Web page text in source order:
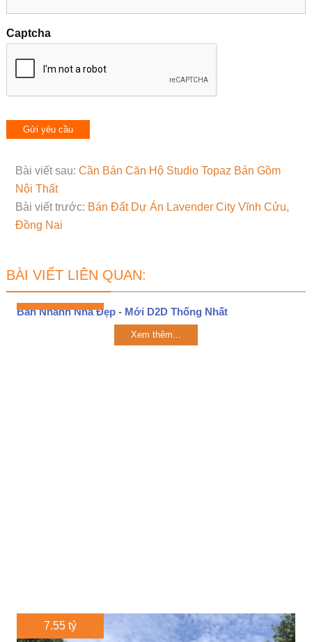
Captcha
Bài viết sau: Cần Bán Căn Hộ Studio Topaz Bán Gồm
Nội Thất
Bài viết trước: Bán Đất Dự Án Lavender City Vĩnh Cửu,
Đồng Nai
BÀI VIẾT LIÊN QUAN:
Bán Nhanh Nhà Đẹp - Mới D2D Thống Nhất
Xem thêm...
7.55 tỷ